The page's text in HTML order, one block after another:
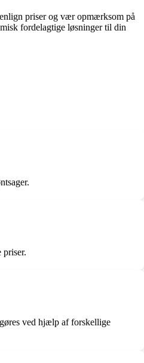
priser og vær opmærksom på
fordelagtige løsninger til din
ved hjælp af forskellige